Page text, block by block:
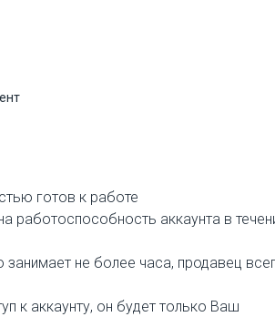
готов к работе
работоспособность аккаунта в
занимает не более часа, продавец
к аккаунту, он будет только Ваш